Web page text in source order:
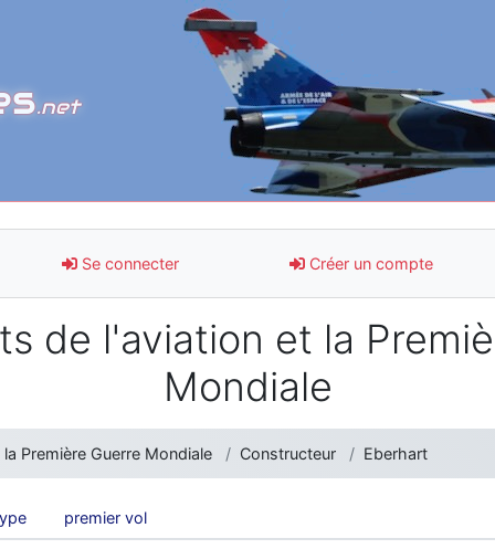
.net
Se connecter Créer un compte
de l'aviation et la
Mondiale
Première Guerre Mondiale Constructeur Eberhart
premier vol